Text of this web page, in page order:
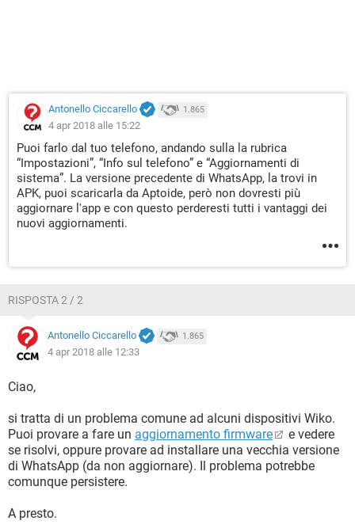
Antonello Ciccarello 1.865
4 apr 2018 alle 15:22
Puoi farlo dal tuo telefono, andando sulla la rubrica
“Impostazioni”, “Info sul telefono” e “Aggiornamenti di
sistema”. La versione precedente di WhatsApp, la trovi in
APK, puoi scaricarla da Aptoide, però non dovresti più
aggiornare l'app e con questo perderesti tutti i vantaggi dei
nuovi aggiornamenti.
RISPOSTA 2 / 2
Antonello Ciccarello 1.865
4 apr 2018 alle 12:33
Ciao,
si tratta di un problema comune ad alcuni dispositivi Wiko.
Puoi provare a fare un aggiornamento firmware
e vedere
se risolvi, oppure provare ad installare una vecchia versione
di WhatsApp (da non aggiornare). Il problema potrebbe
comunque persistere.
A presto.